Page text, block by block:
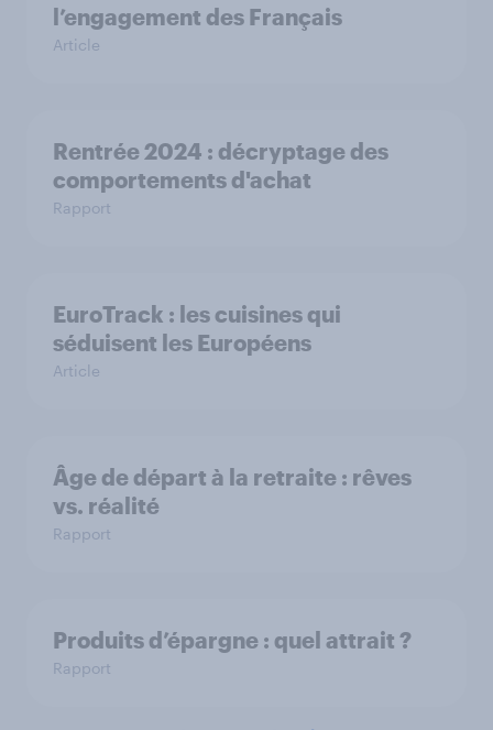
l’engagement des Français
Article
Rentrée 2024 : décryptage des
comportements d'achat
Rapport
EuroTrack : les cuisines qui
séduisent les Européens
Article
Âge de départ à la retraite : rêves
vs. réalité
Rapport
Produits d’épargne : quel attrait ?
Rapport